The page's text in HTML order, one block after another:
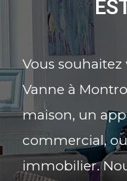
Vous
Vanne à
maison, un
commercial,
immobilier.